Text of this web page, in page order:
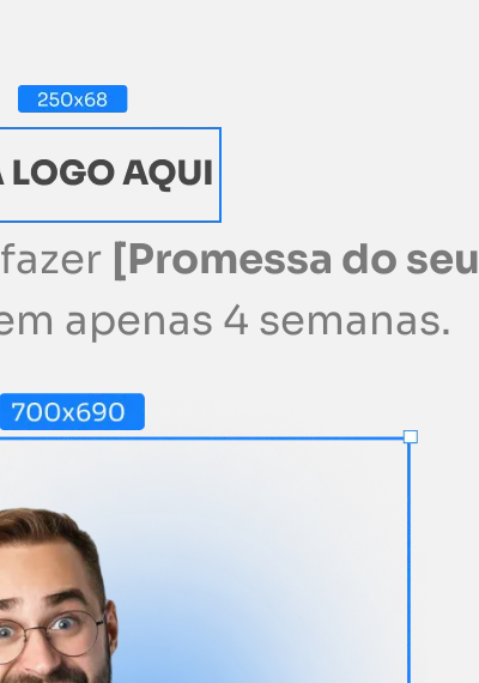
[Promessa do seu
apenas 4 semanas.